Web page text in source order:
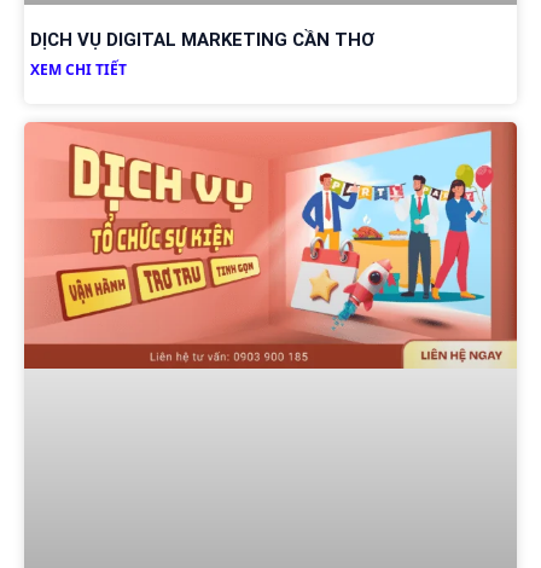
DỊCH VỤ DIGITAL MARKETING CẦN THƠ
XEM CHI TIẾT